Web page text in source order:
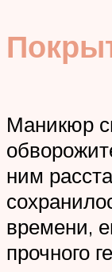
Маникюр
ним
времени,
прочного